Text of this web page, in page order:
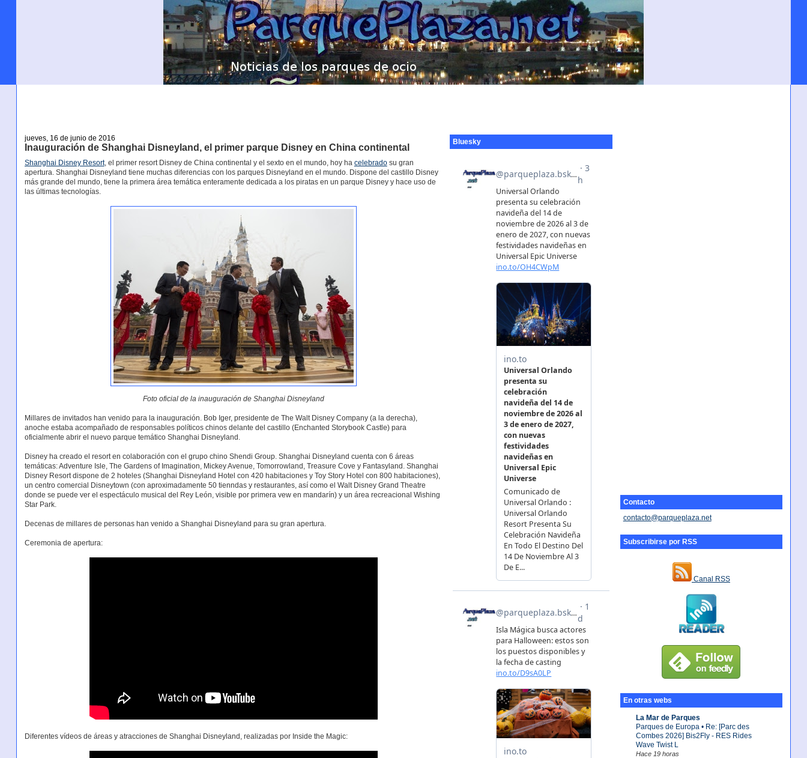
Contacto
contacto@parqueplaza.net
Subscribirse por RSS
Canal RSS
En otras webs
La Mar de Parques
Parques de Europa • Re: [Parc des
Combes 2026] Bis2Fly - RES Rides
Wave Twist L
Hace 19 horas
jueves, 16 de junio de 2016
Inauguración de Shanghai Disneyland, el primer parque Disney en China continental
Shanghai Disney Resort, el primer resort Disney de China continental y el sexto en el mundo, hoy ha celebradosu gran
apertura. Shanghai Disneyland tiene muchas diferencias con los parques Disneyland en el mundo. Dispone del castillo Disney
más grande del mundo, tiene la primera área temática enteramente dedicada a los piratas en un parque Disney y hace uso de
las últimas tecnologías.
Foto oficial de la inauguración de Shanghai Disneyland
Millares de invitados han venido para la inauguración. Bob Iger, presidente de The Walt Disney Company (a la derecha),
anoche estaba acompañado de responsables políticos chinos delante del castillo (Enchanted Storybook Castle) para
oficialmente abrir el nuevo parque temático Shanghai Disneyland.
Disney ha creado el resort en colaboración con el grupo chino Shendi Group. Shanghai Disneyland cuenta con 6 áreas
temáticas: Adventure Isle, The Gardens of Imagination, Mickey Avenue, Tomorrowland, Treasure Cove y Fantasyland. Shanghai
Disney Resort dispone de 2 hoteles (Shanghai Disneyland Hotel con 420 habitaciones y Toy Story Hotel con 800 habitaciones),
un centro comercial Disneytown (con aproximadamente 50 tienndas y restaurantes, así como el Walt Disney Grand Theatre
donde se puede ver el espectáculo musical del Rey León, visible por primera vew en mandarín) y un área recreacional Wishing
Star Park.
Decenas de millares de personas han venido a Shanghai Disneyland para su gran apertura.
Ceremonia de apertura:
Diferentes vídeos de áreas y atracciones de Shanghai Disneyland, realizadas por Inside the Magic:
Bluesky